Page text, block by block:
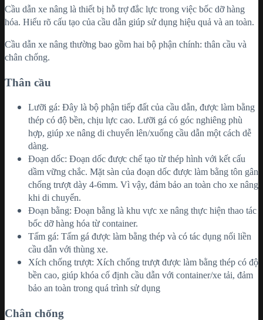
Cầu dẫn xe nâng là thiết bị hỗ trợ đắc lực trong việc bốc dỡ hàng
hóa. Hiểu rõ cấu tạo của cầu dẫn giúp sử dụng hiệu quả và an toàn.
Cầu dẫn xe nâng thường bao gồm hai bộ phận chính: thân cầu và
chân chống.
Thân cầu
Lưỡi gá: Đây là bộ phận tiếp đất của cầu dẫn, được làm bằng
thép có độ bền, chịu lực cao. Lưỡi gá có góc nghiêng phù
hợp, giúp xe nâng di chuyển lên/xuống cầu dẫn một cách dễ
dàng.
Đoạn dốc: Đoạn dốc được chế tạo từ thép hình với kết cấu
dầm vững chắc. Mặt sàn của đoạn dốc được làm bằng tôn gân
chống trượt dày 4-6mm. Vì vậy, đảm bảo an toàn cho xe nâng
khi di chuyển.
Đoạn bằng: Đoạn bằng là khu vực xe nâng thực hiện thao tác
bốc dỡ hàng hóa từ container.
Tấm gá: Tấm gá được làm bằng thép và có tác dụng nối liền
cầu dẫn với thùng xe.
Xích chống trượt: Xích chống trượt được làm bằng thép có độ
bền cao, giúp khóa cố định cầu dẫn với container/xe tải, đảm
bảo an toàn trong quá trình sử dụng
Chân chống